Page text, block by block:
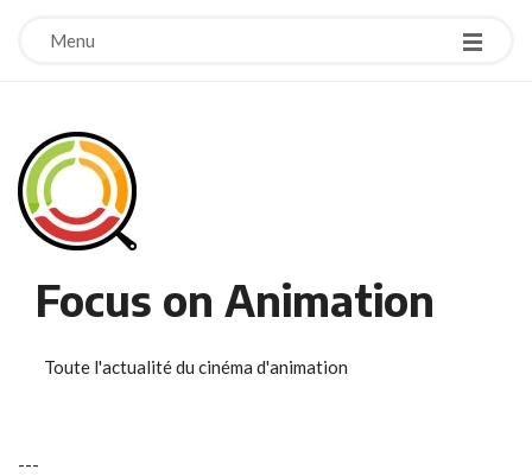
Menu
Focus on Animation
Toute l'actualité du cinéma d'animation
---